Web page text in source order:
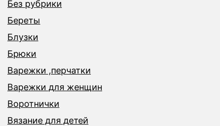
Без рубрики
Береты
Блузки
Брюки
Варежки ,перчатки
Варежки для женщин
Воротнички
Вязание для детей